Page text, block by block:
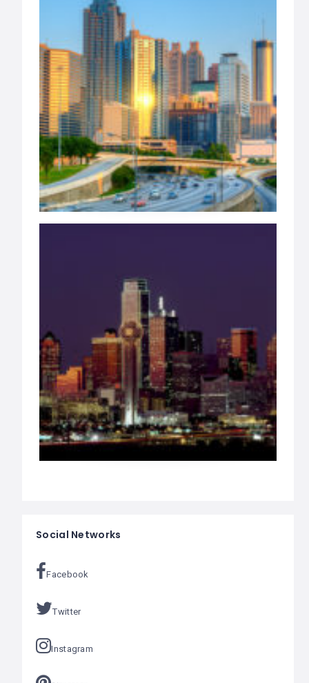
Social Networks
Facebook
Twitter
Instagram